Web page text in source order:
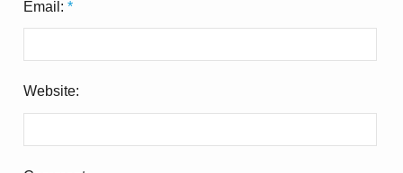
Email:*
Website: